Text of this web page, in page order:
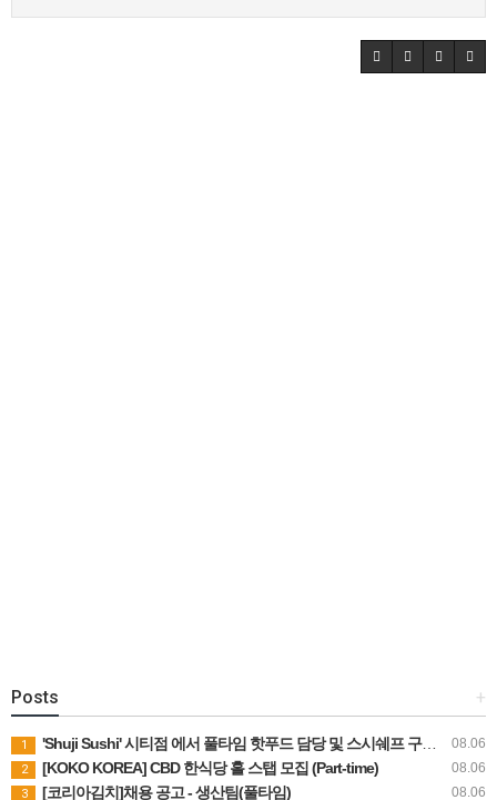
+
Posts
08.06
1 'Shuji Sushi' 시티점 에서 풀타임 핫푸드 담당 및 스시쉐프 구인합니다.
08.06
2 [KOKO KOREA] CBD 한식당 홀 스탭 모집 (Part-time)
08.06
3 [코리아김치]채용 공고 - 생산팀(풀타임)